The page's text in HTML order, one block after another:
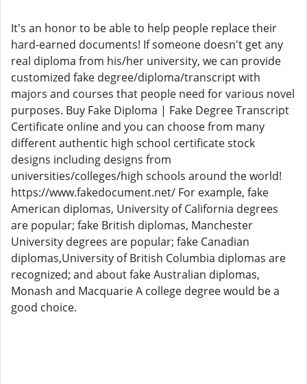
It's an honor to be able to help people replace their
hard-earned documents! If someone doesn't get any
real diploma from his/her university, we can provide
customized fake degree/diploma/transcript with
majors and courses that people need for various novel
purposes. Buy Fake Diploma | Fake Degree Transcript
Certificate online and you can choose from many
different authentic high school certificate stock
designs including designs from
universities/colleges/high schools around the world!
https://www.fakedocument.net/ For example, fake
American diplomas, University of California degrees
are popular; fake British diplomas, Manchester
University degrees are popular; fake Canadian
diplomas,University of British Columbia diplomas are
recognized; and about fake Australian diplomas,
Monash and Macquarie A college degree would be a
good choice.